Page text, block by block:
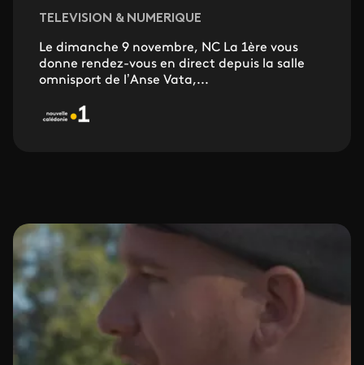
TELEVISION & NUMERIQUE
Le dimanche 9 novembre, NC La 1ère vous
donne rendez-vous en direct depuis la salle
omnisport de l’Anse Vata,...